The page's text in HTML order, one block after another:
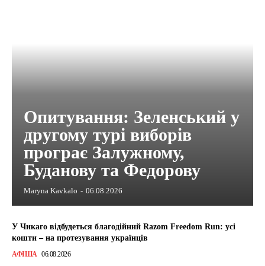
Опитування: Зеленський у
другому турі виборів
програє Залужному,
Буданову та Федорову
Maryna Kavkalo - 06.08.2026
У Чикаго відбудеться благодійний Razom Freedom Run: усі
кошти – на протезування українців
АФІША 06.08.2026